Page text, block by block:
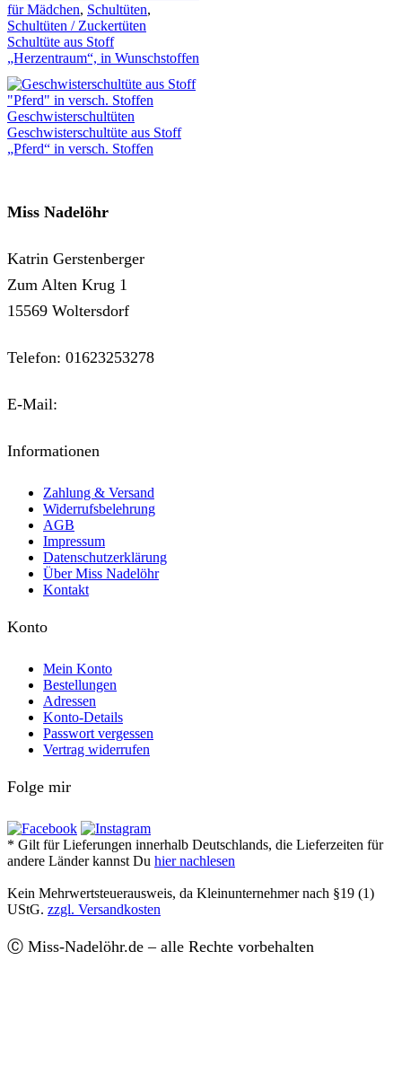
für Mädchen, Schultüten,
Schultüten / Zuckertüten
Schultüte aus Stoff
„Herzentraum“, in Wunschstoffen
Geschwisterschultüten
Geschwisterschultüte aus Stoff
„Pferd“ in versch. Stoffen
Miss Nadelöhr
Katrin Gerstenberger
Zum Alten Krug 1
15569 Woltersdorf
Telefon: 01623253278
E-Mail:
Informationen
Zahlung & Versand
Widerrufsbelehrung
AGB
Impressum
Datenschutzerklärung
Über Miss Nadelöhr
Kontakt
Konto
Mein Konto
Bestellungen
Adressen
Konto-Details
Passwort vergessen
Vertrag widerrufen
Folge mir
* Gilt für Lieferungen innerhalb Deutschlands, die Lieferzeiten für
andere Länder kannst Du hier nachlesen
Kein Mehrwertsteuerausweis, da Kleinunternehmer nach §19 (1)
UStG. zzgl. Versandkosten
Ⓒ Miss-Nadelöhr.de – alle Rechte vorbehalten